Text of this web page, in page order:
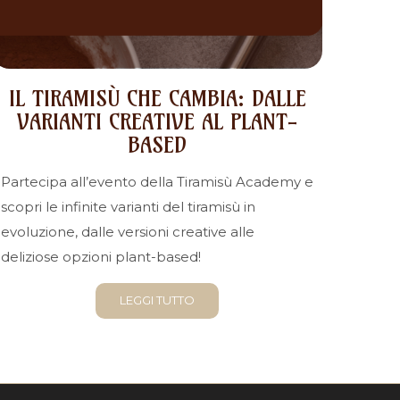
IL TIRAMISÙ CHE CAMBIA: DALLE
VARIANTI CREATIVE AL PLANT-
BASED
Partecipa all’evento della Tiramisù Academy e
scopri le infinite varianti del tiramisù in
evoluzione, dalle versioni creative alle
deliziose opzioni plant-based!
LEGGI TUTTO